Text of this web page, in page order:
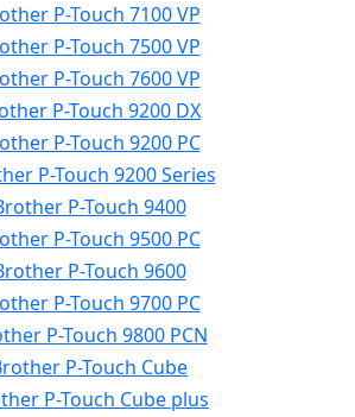
P-Touch 7100 VP
P-Touch 7500 VP
P-Touch 7600 VP
P-Touch 9200 DX
P-Touch 9200 PC
P-Touch 9200 Series
P-Touch 9400
P-Touch 9500 PC
P-Touch 9600
P-Touch 9700 PC
P-Touch 9800 PCN
P-Touch Cube
P-Touch Cube plus